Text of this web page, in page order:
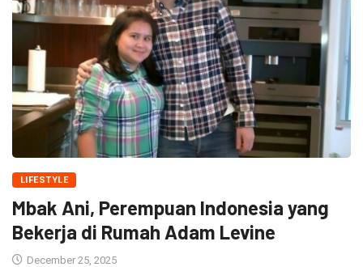
LIFESTYLE
Mbak Ani, Perempuan Indonesia yang
Bekerja di Rumah Adam Levine
December 25, 2025